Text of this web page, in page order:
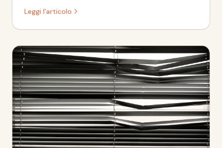
Leggi l'articolo